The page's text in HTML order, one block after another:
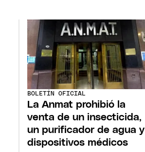
BOLETÍN OFICIAL
La Anmat prohibió la
venta de un insecticida,
un purificador de agua y
dispositivos médicos